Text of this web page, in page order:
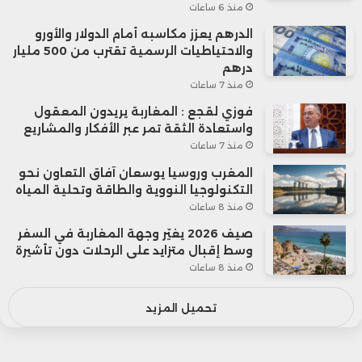
منذ 6 ساعات
الدرهم يعزز مكاسبه أمام الدولار والأورو
والاحتياطيات الرسمية تقترب من 500 مليار
درهم
منذ 7 ساعات
فوزي لقجع : المغاربة يريدون المعقول
واستعادة الثقة تمر عبر الأفكار والمشاريع
منذ 7 ساعات
المغرب وروسيا يوسعان آفاق التعاون نحو
التكنولوجيا النووية والطاقة وتحلية المياه
منذ 8 ساعات
صيف 2026 يغيّر وجهة المغاربة في السفر
وسط إقبال متزايد على الرحلات دون تأشيرة
منذ 8 ساعات
تحميل المزيد